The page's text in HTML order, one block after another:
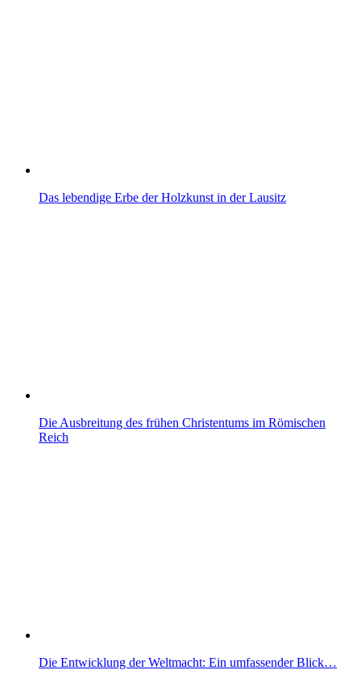
Das lebendige Erbe der Holzkunst in der Lausitz
Die Ausbreitung des frühen Christentums im Römischen
Reich
Die Entwicklung der Weltmacht: Ein umfassender Blick…